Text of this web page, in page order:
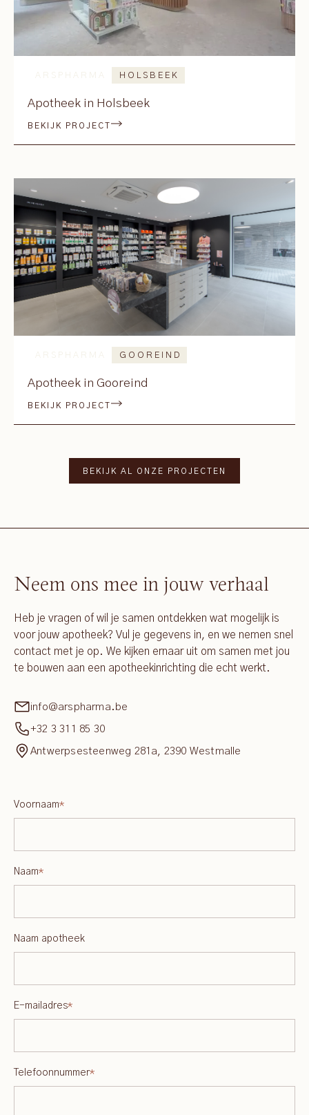
ARSPHARMA HOLSBEEK
Apotheek in Holsbeek
BEKIJK PROJECT
ARSPHARMA GOOREIND
Apotheek in Gooreind
BEKIJK PROJECT
BEKIJK AL ONZE PROJECTEN
Neem ons mee in jouw verhaal
Heb je vragen of wil je samen ontdekken wat mogelijk is
voor jouw apotheek? Vul je gegevens in, en we nemen snel
contact met je op. We kijken ernaar uit om samen met jou
te bouwen aan een apotheekinrichting die echt werkt.
info@arspharma.be
+32 3 311 85 30
Antwerpsesteenweg 281a, 2390 Westmalle
Voornaam*
Naam*
Naam apotheek
E-mailadres*
Telefoonnummer*